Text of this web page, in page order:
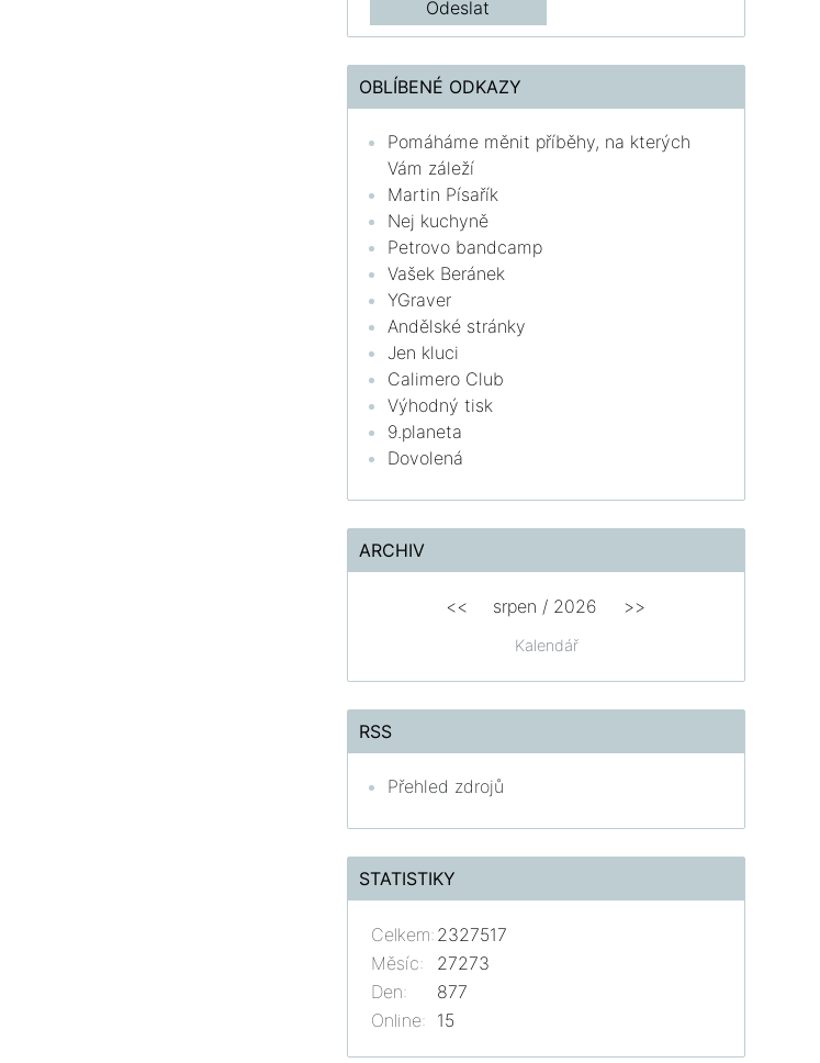
OBLÍBENÉ ODKAZY
Pomáháme měnit příběhy, na kterých
Vám záleží
Martin Písařík
Nej kuchyně
Petrovo bandcamp
Vašek Beránek
YGraver
Andělské stránky
Jen kluci
Calimero Club
Výhodný tisk
9.planeta
Dovolená
ARCHIV
Kalendář
<< srpen / 2026 >>
RSS
Přehled zdrojů
STATISTIKY
Online: 15
Celkem: 2327517
Měsíc:
27273
Den:
877